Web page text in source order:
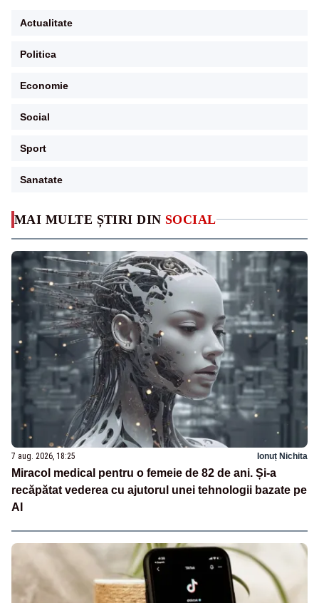
MAI MULTE ȘTIRI DIN SOCIAL
7 aug. 2026, 18:25 Ionuț Nichita
Miracol medical pentru o femeie de 82 de ani. Și-a
recăpătat vederea cu ajutorul unei tehnologii bazate pe
AI
Actualitate
Politica
Economie
Social
Sport
Sanatate